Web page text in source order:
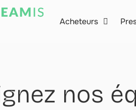
Acheteurs
nos